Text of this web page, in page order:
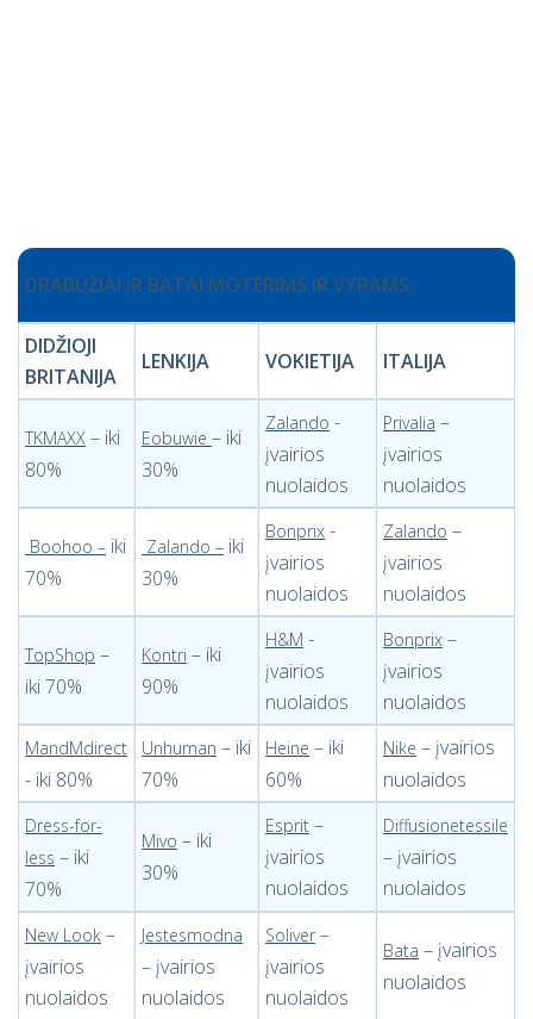
DRABUŽIAI IR BATAI MOTERIMS IR VYRAMS
DIDŽIOJI
BRITANIJA
LENKIJA VOKIETIJA ITALIJA
TKMAXX – iki
80%
Eobuwie – iki
30%
Zalando -
įvairios
nuolaidos
Privalia –
įvairios
nuolaidos
Boohoo – iki
70%
Zalando – iki
30%
Bonprix -
įvairios
nuolaidos
Zalando –
įvairios
nuolaidos
TopShop –
iki 70%
Kontri – iki
90%
H&M -
įvairios
nuolaidos
Bonprix –
įvairios
nuolaidos
MandMdirect
- iki 80%
Unhuman – iki
70%
Heine – iki
60%
Nike – įvairios
nuolaidos
Dress-for-
less – iki
70%
Mivo – iki
30%
Esprit –
įvairios
nuolaidos
Diffusionetessile
– įvairios
nuolaidos
New Look –
įvairios
nuolaidos
Jestesmodna
– įvairios
nuolaidos
Soliver –
įvairios
nuolaidos
Bata – įvairios
nuolaidos